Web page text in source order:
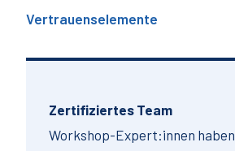
Vertrauenselemente
Zertifiziertes Team
Workshop-Expert:innen